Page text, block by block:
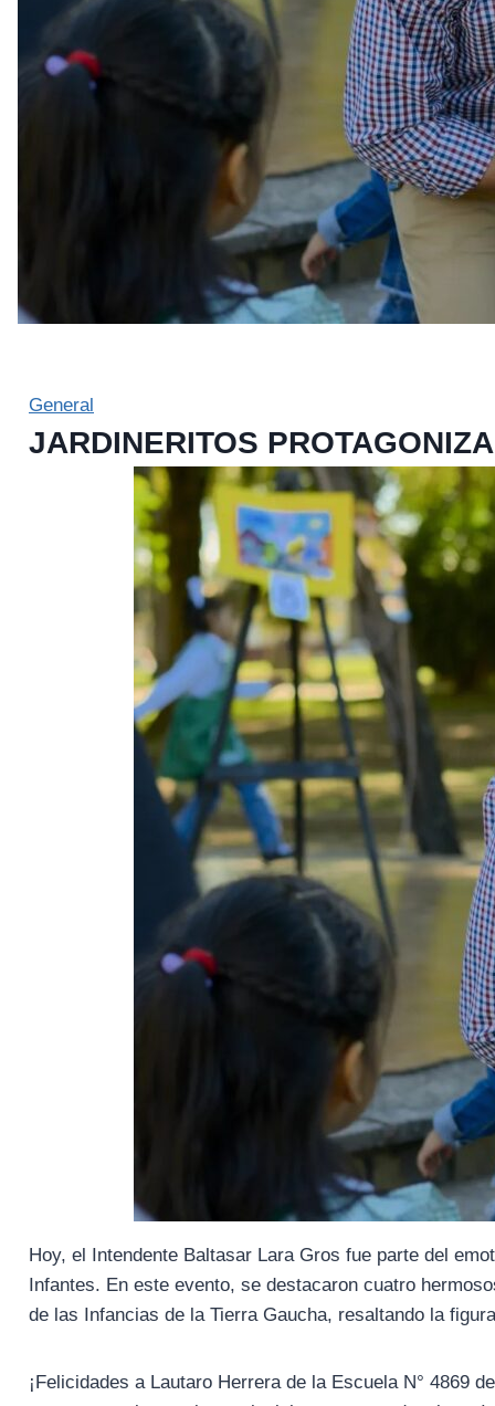
General
JARDINERITOS
Hoy, el Intendente Baltasar Lara Gros fue parte del
Infantes. En este evento, se destacaron cuatro
de las Infancias de la Tierra Gaucha, resaltando la
¡Felicidades a Lautaro Herrera de la Escuela N° 4869